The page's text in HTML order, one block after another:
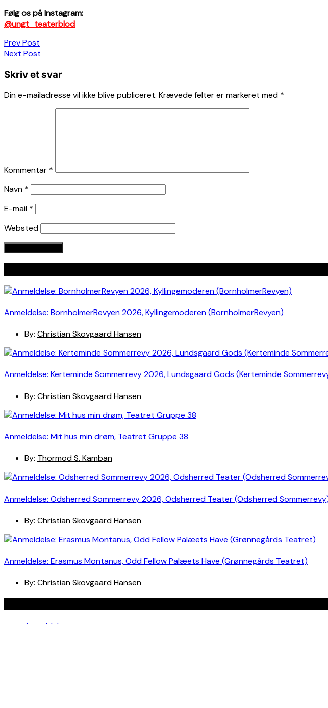
Følg os på Instagram:
@ungt_teaterblod
Indlægsnavigation
Prev Post
Next Post
Skriv et svar
Din e-mailadresse vil ikke blive publiceret. Krævede felter er markeret med *
Kommentar *
Navn *
E-mail *
Websted
Anmeldelse: BornholmerRevyen 2026, Kyllingemoderen (BornholmerRevyen)
By: Christian Skovgaard Hansen
Anmeldelse: Kerteminde Sommerrevy 2026, Lundsgaard Gods (Kerteminde
By: Christian Skovgaard Hansen
Anmeldelse: Mit hus min drøm, Teatret Gruppe 38
By: Thormod S. Kamban
Anmeldelse: Odsherred Sommerrevy 2026, Odsherred Teater (Odsherred
By: Christian Skovgaard Hansen
Anmeldelse: Erasmus Montanus, Odd Fellow Palæets Have (Grønnegårds Teatret)
By: Christian Skovgaard Hansen
Anmeldelser